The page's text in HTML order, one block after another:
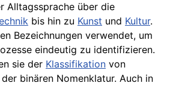
Alltagssprache über die
bis hin zu Kunst und Kultur.
Bezeichnungen verwendet, um
eindeutig zu identifizieren.
sie der Klassifikation von
binären Nomenklatur. Auch in